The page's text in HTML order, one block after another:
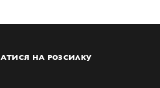
НА РОЗСИЛКУ